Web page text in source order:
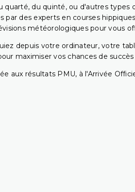
du quinté, ou d'autres types
des experts en courses
météorologiques pour vous
depuis votre ordinateur, votre
maximiser vos chances de succès
aux résultats PMU, à l'Arrivée